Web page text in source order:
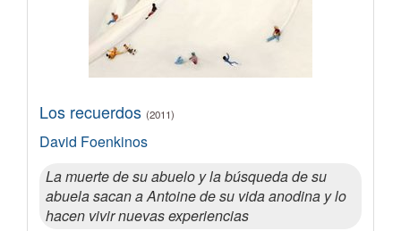
Los recuerdos (2011)
David Foenkinos
La muerte de su abuelo y la búsqueda de su
abuela sacan a Antoine de su vida anodina y lo
hacen vivir nuevas experiencias